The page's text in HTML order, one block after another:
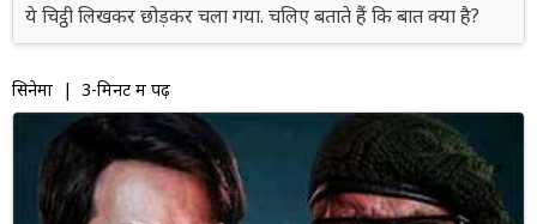
ये चिट्ठी लिखकर छोड़कर चला गया. चलिए बताते हैं कि बात क्या है?
सिनेमा | 3-मिनट में पढ़ें